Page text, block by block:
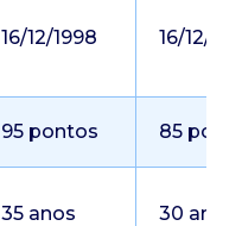
16/12/1998 16/12/
95 pontos 85
35 anos 30 anos